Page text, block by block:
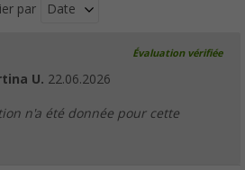
par Date
Évaluation vérifiée
U. 22.06.2026
n'a été donnée pour cette